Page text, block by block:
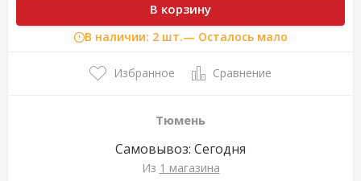
В корзину
В наличии: 2 шт.— Осталось мало
Избранное Сравнение
Тюмень
Самовывоз: Сегодня
Из 1 магазина